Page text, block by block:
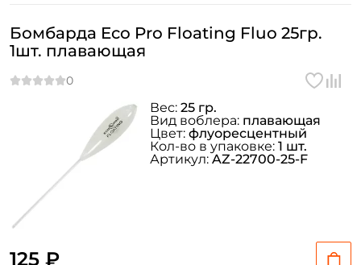
Бомбарда Eco Pro Floating Fluo 25гр.
1шт. плавающая
125 ₽
Вес: 25 гр.
Вид воблера: плавающая
Цвет: флуоресцентный
Кол-во в упаковке: 1 шт.
Артикул:AZ-22700-25-F